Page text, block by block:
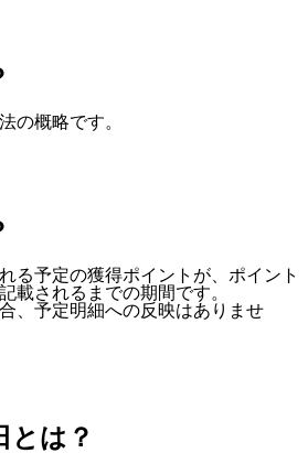
の概略です。
る予定の獲得ポイントが、ポイント
載されるまでの期間です。
、予定明細への反映はありませ
とは？